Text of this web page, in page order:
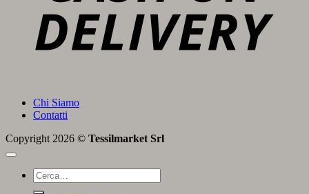
Chi Siamo
Contatti
Copyright 2026 © Tessilmarket Srl
Cerca: